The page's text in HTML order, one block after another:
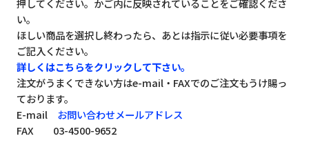
押してください。かご内に反映されていることをご確認くださ
い。
ほしい商品を選択し終わったら、あとは指示に従い必要事項を
ご記入ください。
詳しくはこちらをクリックして下さい。
注文がうまくできない方はe-mail・FAXでのご注文もうけ賜っ
ております。
E-mail お問い合わせメールアドレス
FAX 03-4500-9652